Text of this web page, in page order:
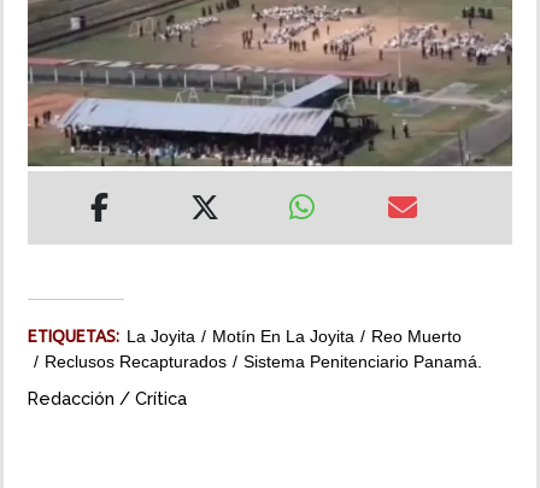
INSÓLITAS
MULTIMEDIA
IMPRESO
ETIQUETAS: La Joyita Motín En La Joyita
Reo Muerto
Reclusos Recapturados
Sistema Penitenciario Panamá.
Redacción / Crítica